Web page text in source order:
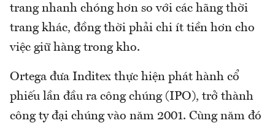
trang nhanh chóng hơn so với các hãng thời
trang khác, đồng thời phải chi ít tiền hơn cho
việc giữ hàng trong kho.
Ortega đưa Inditex thực hiện phát hành cổ
phiếu lần đầu ra công chúng (IPO), trở thành
công ty đại chúng vào năm 2001. Cùng năm đó